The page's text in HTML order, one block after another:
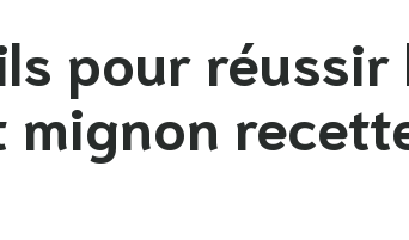
pour réussir
mignon